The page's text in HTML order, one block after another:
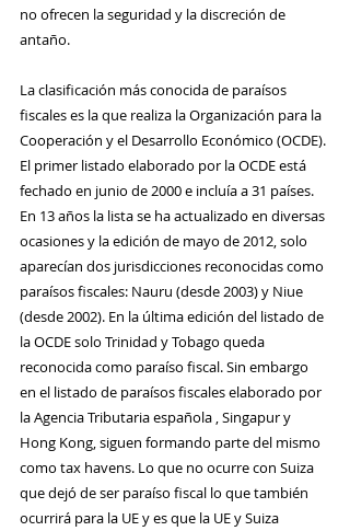
no ofrecen la seguridad y la discreción de
antaño.
La clasificación más conocida de paraísos
fiscales es la que realiza la Organización para la
Cooperación y el Desarrollo Económico (OCDE).
El primer listado elaborado por la OCDE está
fechado en junio de 2000 e incluía a 31 países.
En 13 años la lista se ha actualizado en diversas
ocasiones y la edición de mayo de 2012, solo
aparecían dos jurisdicciones reconocidas como
paraísos fiscales: Nauru (desde 2003) y Niue
(desde 2002). En la última edición del listado de
la OCDE solo Trinidad y Tobago queda
reconocida como paraíso fiscal. Sin embargo
en el listado de paraísos fiscales elaborado por
la Agencia Tributaria española , Singapur y
Hong Kong, siguen formando parte del mismo
como tax havens. Lo que no ocurre con Suiza
que dejó de ser paraíso fiscal lo que también
ocurrirá para la UE y es que la UE y Suiza